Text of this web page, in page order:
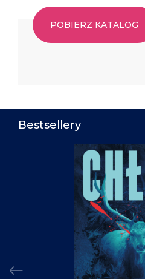
POBIERZ KATALOG
Bestsellery